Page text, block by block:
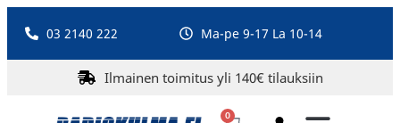
03 2140 222 Ma-pe 9-17 La 10-14
Ilmainen toimitus yli 140€ tilauksiin
0